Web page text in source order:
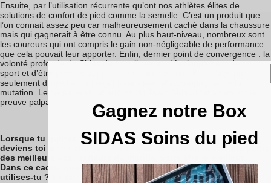
Ensuite, par l’utilisation récurrente qu’ont nos athlètes élites de
solutions de confort de pied comme la semelle. C’est un produit que
l’on connait assez peu car malheureusement caché dans la chaussure
mais qui gagnerait à être connu. Au plus haut-niveau, nombreux sont
les coureurs qui ont compris le gain non-négligeable de performance
que cela pouvait leur apporter. Enfin, dernier point de convergence : la
volonté profonde de Sidas de contribuer au développement de ce
sport et d’être présent auprès de la communauté. Il ne s’agit pas
seulement d’injecter de l’argent mais bien d’accompagner cette
mutation. Le co-partenariat auprès du Team Sidas-Matryx en est la
preuve palpable !
Lorsque tu quittes ta casquette d’organisateur du GTWS, tu
deviens toi aussi athlète. Tu as même la réputation de faire partie
des meilleurs descendeurs du monde, voire être le meilleur...
Dans ce cadre, que peux-tu nous dire sur les semelles ? En
utilises-tu ? Le cas échéant, pour quels bénéfices ?
Gagnez notre Box
SIDAS Soins du pied